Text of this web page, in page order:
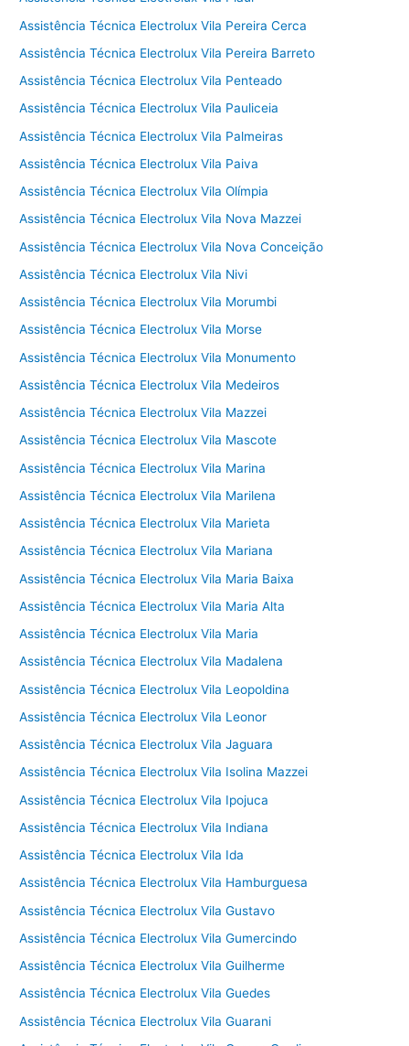
Assistência Técnica Electrolux Vila Pereira Cerca
Assistência Técnica Electrolux Vila Pereira Barreto
Assistência Técnica Electrolux Vila Penteado
Assistência Técnica Electrolux Vila Pauliceia
Assistência Técnica Electrolux Vila Palmeiras
Assistência Técnica Electrolux Vila Paiva
Assistência Técnica Electrolux Vila Olímpia
Assistência Técnica Electrolux Vila Nova Mazzei
Assistência Técnica Electrolux Vila Nova Conceição
Assistência Técnica Electrolux Vila Nivi
Assistência Técnica Electrolux Vila Morumbi
Assistência Técnica Electrolux Vila Morse
Assistência Técnica Electrolux Vila Monumento
Assistência Técnica Electrolux Vila Medeiros
Assistência Técnica Electrolux Vila Mazzei
Assistência Técnica Electrolux Vila Mascote
Assistência Técnica Electrolux Vila Marina
Assistência Técnica Electrolux Vila Marilena
Assistência Técnica Electrolux Vila Marieta
Assistência Técnica Electrolux Vila Mariana
Assistência Técnica Electrolux Vila Maria Baixa
Assistência Técnica Electrolux Vila Maria Alta
Assistência Técnica Electrolux Vila Maria
Assistência Técnica Electrolux Vila Madalena
Assistência Técnica Electrolux Vila Leopoldina
Assistência Técnica Electrolux Vila Leonor
Assistência Técnica Electrolux Vila Jaguara
Assistência Técnica Electrolux Vila Isolina Mazzei
Assistência Técnica Electrolux Vila Ipojuca
Assistência Técnica Electrolux Vila Indiana
Assistência Técnica Electrolux Vila Ida
Assistência Técnica Electrolux Vila Hamburguesa
Assistência Técnica Electrolux Vila Gustavo
Assistência Técnica Electrolux Vila Gumercindo
Assistência Técnica Electrolux Vila Guilherme
Assistência Técnica Electrolux Vila Guedes
Assistência Técnica Electrolux Vila Guarani